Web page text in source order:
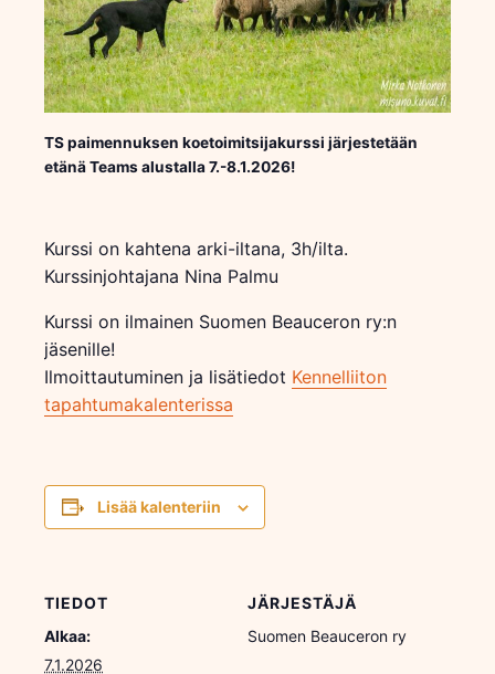
TS paimennuksen koetoimitsijakurssi järjestetään
etänä Teams alustalla 7.-8.1.2026!
Kurssi on kahtena arki-iltana, 3h/ilta.
Kurssinjohtajana Nina Palmu
Kurssi on ilmainen Suomen Beauceron ry:n
jäsenille!
Ilmoittautuminen ja lisätiedot Kennelliiton
tapahtumakalenterissa
Lisää kalenteriin
TIEDOT
Alkaa:
7.1.2026
JÄRJESTÄJÄ
Suomen Beauceron ry